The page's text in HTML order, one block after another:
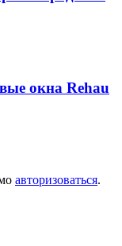
окна Rehau
авторизоваться.